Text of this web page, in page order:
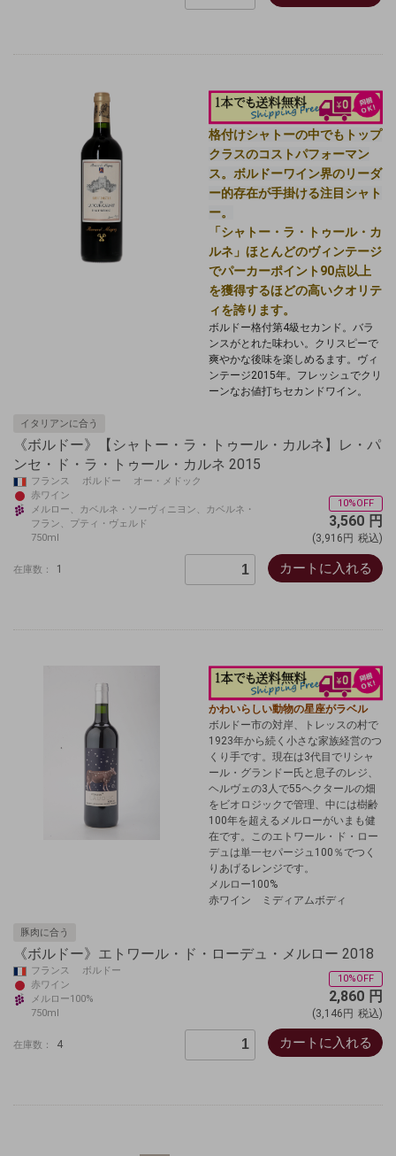
格付けシャトーの中でもトップ
クラスのコストパフォーマン
ス。ボルドーワイン界のリーダ
ー的存在が手掛ける注目シャト
ー。
「シャトー・ラ・トゥール・カ
ルネ」ほとんどのヴィンテージ
でパーカーポイント90点以上
を獲得するほどの高いクオリテ
ィを誇ります。
ボルドー格付第4級セカンド。バラ
ンスがとれた味わい。
クリスピーで
爽やかな後味を楽しめるます。
ヴィ
ンテージ2015年。フレッシュでクリ
ーンなお値打ちセカンドワイン。
イタリアンに合う
《ボルドー》【シャトー・ラ・トゥール・カルネ】レ・パ
ンセ・ド・ラ・トゥール・カルネ 2015
フランス ボルドー オー・メドック
赤ワイン
メルロー、カベルネ・ソーヴィニヨン、カベルネ・
フラン、プティ・ヴェルド
750ml
10%OFF
3,560 円
(3,916円 税込)
在庫数： 1 カートに入れる
かわいらしい動物の星座がラベル
ボルドー市の対岸、トレッスの村で
1923年から続く小さな家族経営のつ
くり手です。現在は3代目でリシャ
ール・グランドー氏と息子のレジ、
ヘルヴェの3人で55ヘクタールの畑
をビオロジックで管理、中には樹齢
100年を超えるメルローがいまも健
在です。このエトワール・ド・ロー
デュは単一セパージュ100％でつく
りあげるレンジです。
メルロー100%
赤ワイン ミディアムボディ
豚肉に合う
《ボルドー》エトワール・ド・ローデュ・メルロー 2018
フランス ボルドー
赤ワイン
メルロー100%
750ml
10%OFF
2,860 円
(3,146円 税込)
在庫数： 4 カートに入れる